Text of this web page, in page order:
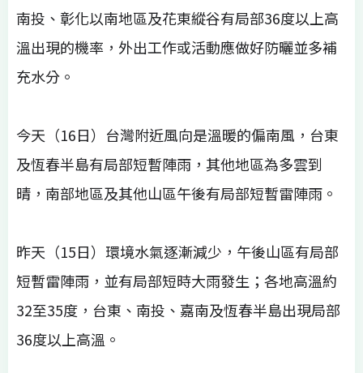
南投、彰化以南地區及花東縱谷有局部36度以上高
溫出現的機率，外出工作或活動應做好防曬並多補
充水分。
今天（16日）台灣附近風向是溫暖的偏南風，台東
及恆春半島有局部短暫陣雨，其他地區為多雲到
晴，南部地區及其他山區午後有局部短暫雷陣雨。
昨天（15日）環境水氣逐漸減少，午後山區有局部
短暫雷陣雨，並有局部短時大雨發生；各地高溫約
32至35度，台東、南投、嘉南及恆春半島出現局部
36度以上高溫。